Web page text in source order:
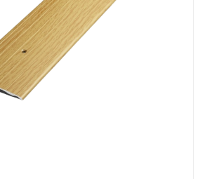
товары
сегодня только
любого банка